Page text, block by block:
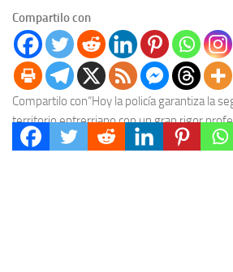
Compartilo con
Compartilo con“Hoy la policía garantiza la
territorio entrerriano con un gran rigor
gobernador Gustavo Bordet al pasar